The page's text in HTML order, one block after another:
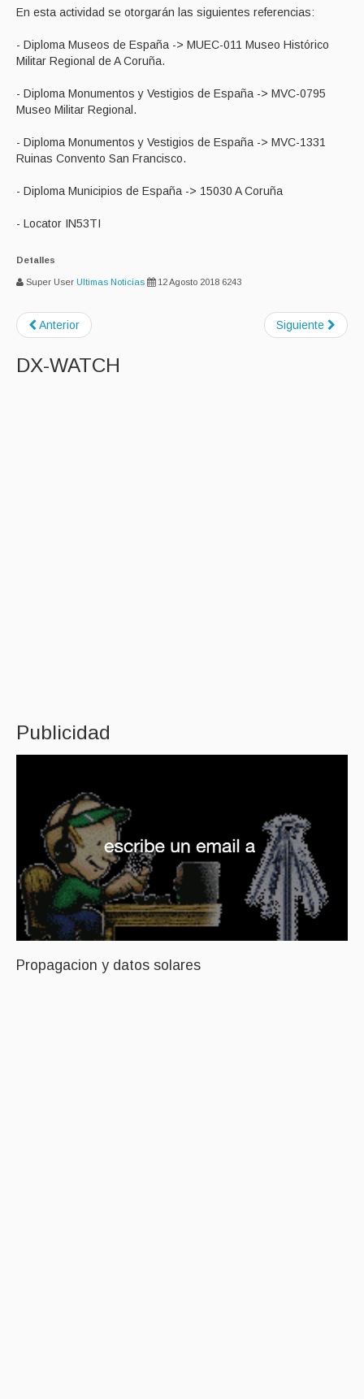
En esta actividad se otorgarán las siguientes referencias:
- Diploma Museos de España -> MUEC-011 Museo Histórico
Militar Regional de A Coruña.
- Diploma Monumentos y Vestigios de España -> MVC-0795
Museo Militar Regional.
- Diploma Monumentos y Vestigios de España -> MVC-1331
Ruinas Convento San Francisco.
- Diploma Municipios de España -> 15030 A Coruña
- Locator IN53TI
Detalles
Super User Ultimas Noticias 12 Agosto 2018 6243
Anterior Siguiente
DX-WATCH
Publicidad
Propagacion y datos solares